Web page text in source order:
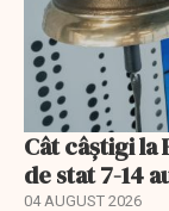
Cât câștigi la
de stat 7-14
04 AUGUST 2026